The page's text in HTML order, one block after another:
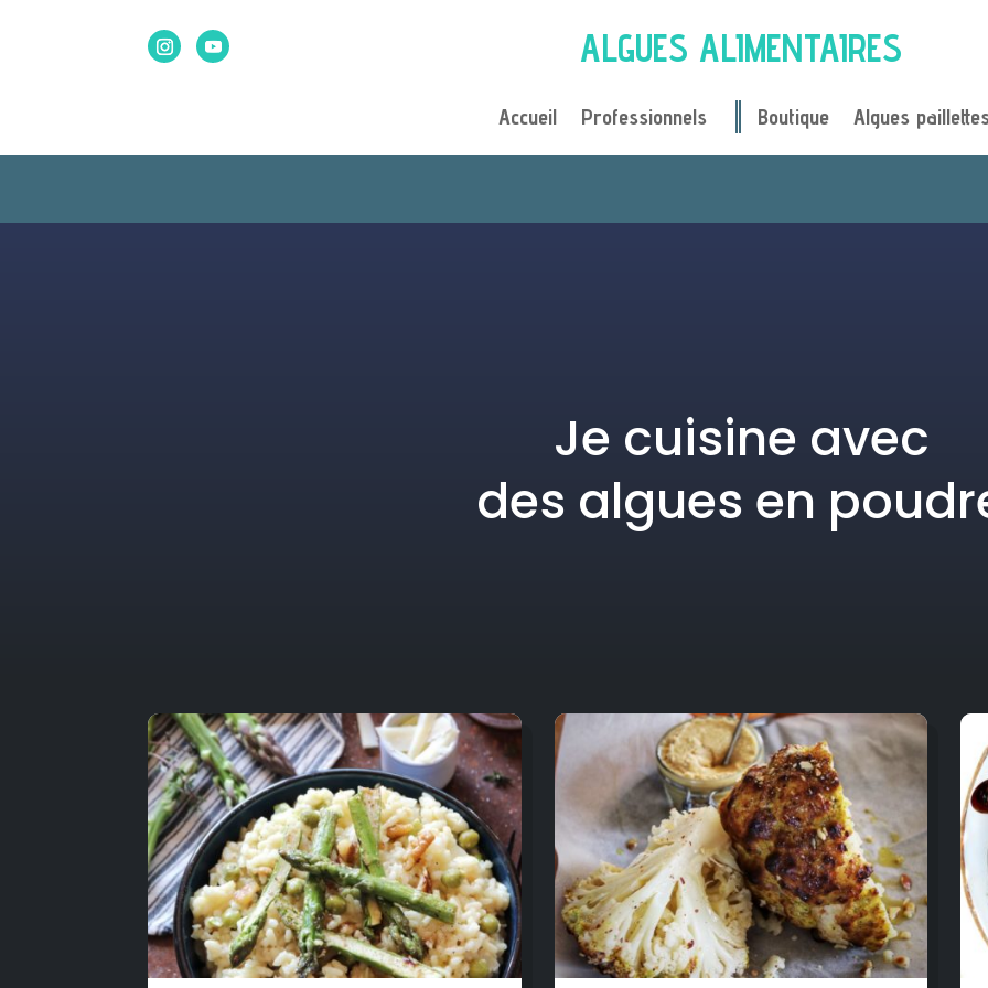
ALGUES ALIMENTAIRES
Accueil Professionnels Boutique Algues
Je cuisine avec
des algues en